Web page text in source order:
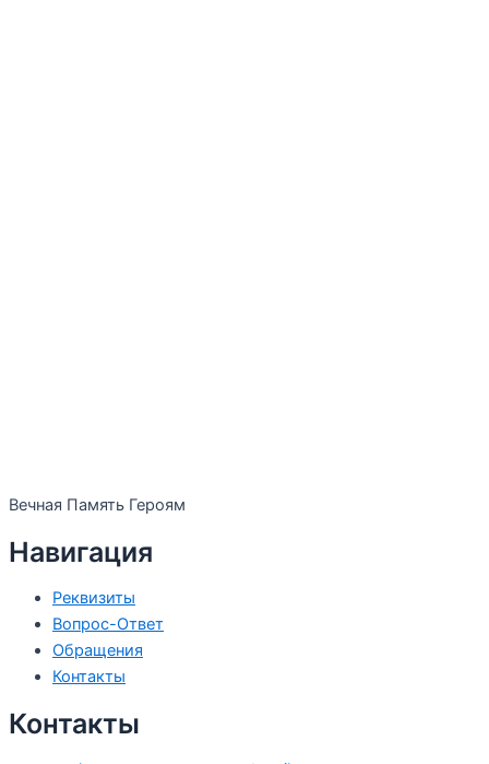
Вечная Память Героям
Навигация
Реквизиты
Вопрос-Ответ
Обращения
Контакты
Контакты